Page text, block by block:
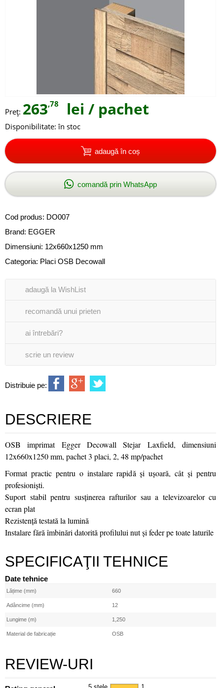
Preţ: 263,78 lei / pachet
Disponibilitate: în stoc
adaugă în coș
comandă prin WhatsApp
Cod produs: DO007
Brand: EGGER
Dimensiuni: 12x660x1250 mm
Categoria: Placi OSB Decowall
adaugă la WishList
recomandă unui prieten
ai întrebări?
scrie un review
Distribuie pe:
DESCRIERE
OSB imprimat Egger Decowall Stejar Laxfield, dimensiuni
12x660x1250 mm, pachet 3 placi, 2, 48 mp/pachet
Format practic pentru o instalare rapidă și ușoară, cât și pentru
profesioniști.
Suport stabil pentru susținerea rafturilor sau a televizoarelor cu
ecran plat
Rezistență testată la lumină
Instalare fără îmbinări datorită profilului nut și feder pe toate laturile
SPECIFICAŢII TEHNICE
Date tehnice
Lățime (mm) 660
Adâncime (mm) 12
Lungime (m) 1,250
Material de fabricație OSB
REVIEW-URI